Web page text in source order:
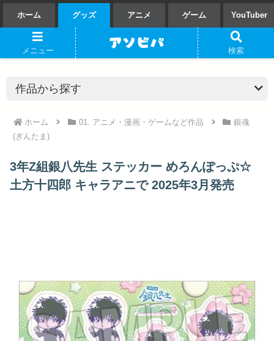
ホーム グッズ アニメ ゲーム YouTuber
ホーム 01. アニメ・漫画・ゲームなど作品
銀魂
(ぎんたま)
3年Z組銀八先生 ステッカー めろんぽっぷ☆
土方十四郎 キャラアニで 2025年3月発売
メニュー 検索